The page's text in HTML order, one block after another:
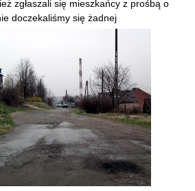
zgłaszali się mieszkańcy z prośbą o
doczekaliśmy się żadnej